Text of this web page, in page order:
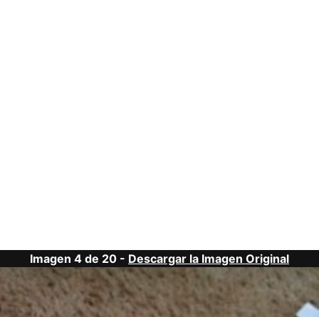
Imagen 4 de 20 - Descargar la Imagen Original